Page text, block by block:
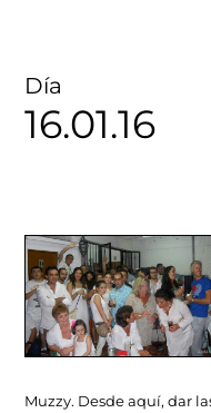
Día
16.01.16
Muzzy. Desde aquí, dar